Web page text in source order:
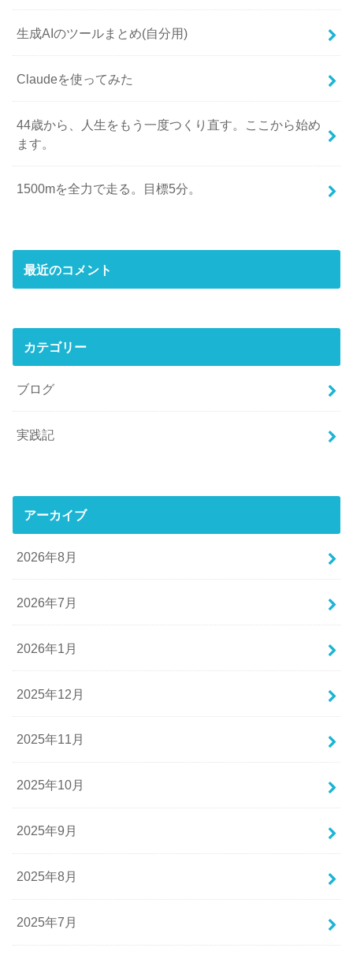
生成AIのツールまとめ(自分用)
Claudeを使ってみた
44歳から、人生をもう一度つくり直す。ここから始め
ます。
1500mを全力で走る。目標5分。
最近のコメント
カテゴリー
ブログ
実践記
アーカイブ
2026年8月
2026年7月
2026年1月
2025年12月
2025年11月
2025年10月
2025年9月
2025年8月
2025年7月